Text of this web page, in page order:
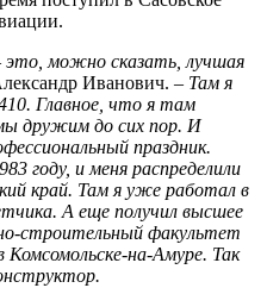
это, можно сказать, лучшая
Иванович. – Там я
Главное, что я там
дружим до сих пор. И
праздник.
году, и меня распределили
край. Там я уже работал в
А еще получил высшее
строительный факультет
на-Амуре. Так